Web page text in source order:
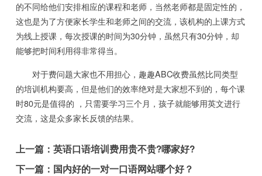
的不同给他们安排相应的课程和老师，当然老师都是固定性的，
这也是为了方便家长学生和老师之间的交流，该机构的上课方式
为线上授课，每次授课的时间为30分钟，虽然只有30分钟，却
能够把时间利用得非常得当。
对于费问题大家也不用担心，趣趣ABC收费虽然比同类型
的培训机构要高，但是他们的效率绝对是大家想不到的，每个课
时80元是值得的 ，只需要学习三个月，孩子就能够用英文进行
交流，这是众多家长反馈的结果。
上一篇：英语口语培训费用贵不贵?哪家好?
下一篇： 国内好的一对一口语网站哪个好？